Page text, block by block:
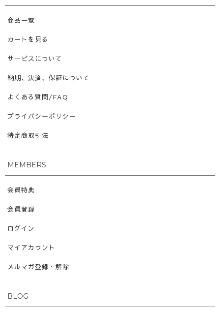
商品一覧
カートを見る
サービスについて
納期、決済、保証について
よくある質問/FAQ
プライバシーポリシー
特定商取引法
MEMBERS
会員特典
会員登録
ログイン
マイアカウント
メルマガ登録・解除
BLOG